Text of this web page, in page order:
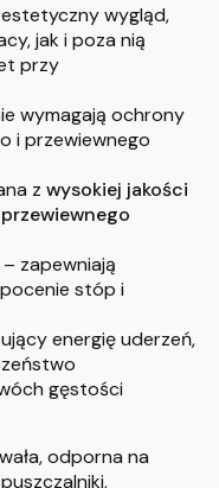
wygląd,
jak i poza nią
przy
wymagają ochrony
i przewiewnego
z wysokiej jakości
– zapewniają
stóp i
energię uderzeń,
gęstości
odporna na